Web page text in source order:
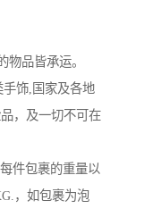
物品皆承运。
饰,国家及各地
，及一切不可在
件包裹的重量以
，如包裹为泡